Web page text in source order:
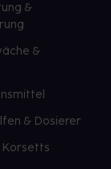
&
&
& Dosierer
Korsetts